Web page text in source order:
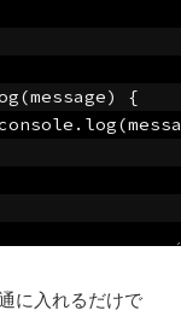
{
に入れるだけで